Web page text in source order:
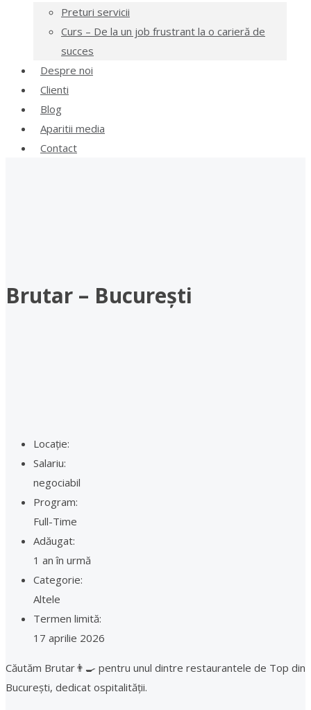
Preturi servicii
Curs – De la un job frustrant la o carieră de
succes
Despre noi
Clienti
Blog
Aparitii media
Contact
Brutar – București
Locație:
Salariu:
negociabil
Program:
Full-Time
Adăugat:
1 an în urmă
Categorie:
Altele
Termen limită:
17 aprilie 2026
Căutăm Brutar👨‍🍳 pentru unul dintre restaurantele de Top din
București, dedicat ospitalității.